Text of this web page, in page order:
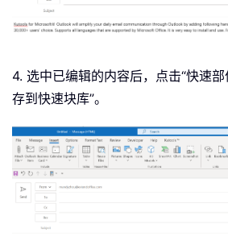
4. 选中已编辑的内容后，点击“快速
存到快速块库”。